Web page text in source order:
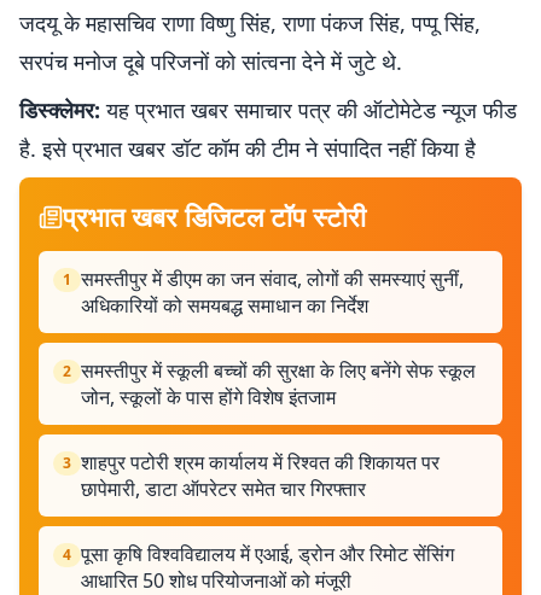
जदयू के महासचिव राणा विष्णु सिंह, राणा पंकज सिंह, पप्पू सिंह,
सरपंच मनोज दूबे परिजनों को सांत्वना देने में जुटे थे.
डिस्क्लेमर: यह प्रभात खबर समाचार पत्र की ऑटोमेटेड न्यूज फीड
है. इसे प्रभात खबर डॉट कॉम की टीम ने संपादित नहीं किया है
प्रभात खबर डिजिटल टॉप स्टोरी
1 समस्तीपुर में डीएम का जन संवाद, लोगों की समस्याएं सुनीं,
अधिकारियों को समयबद्ध समाधान का निर्देश
2 समस्तीपुर में स्कूली बच्चों की सुरक्षा के लिए बनेंगे सेफ स्कूल
जोन, स्कूलों के पास होंगे विशेष इंतजाम
3 शाहपुर पटोरी श्रम कार्यालय में रिश्वत की शिकायत पर
छापेमारी, डाटा ऑपरेटर समेत चार गिरफ्तार
4 पूसा कृषि विश्वविद्यालय में एआई, ड्रोन और रिमोट सेंसिंग
आधारित 50 शोध परियोजनाओं को मंजूरी